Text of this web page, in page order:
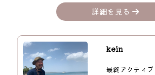
詳細を見る
kein
最終アクティ